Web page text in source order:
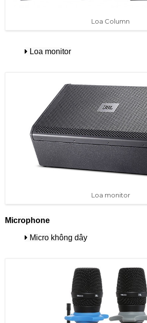
Loa Column
Loa monitor
Loa monitor
Microphone
Micro không dây